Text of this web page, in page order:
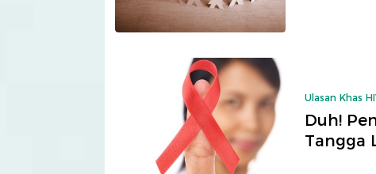
Ulasan Khas
Duh!
Tangga